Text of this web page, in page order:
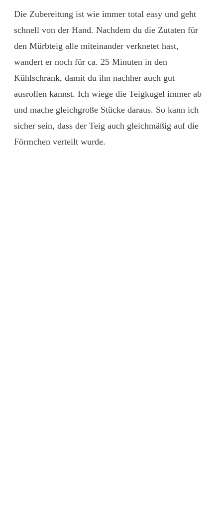
Die Zubereitung ist wie immer total easy und geht
schnell von der Hand. Nachdem du die Zutaten für
den Mürbteig alle miteinander verknetet hast,
wandert er noch für ca. 25 Minuten in den
Kühlschrank, damit du ihn nachher auch gut
ausrollen kannst. Ich wiege die Teigkugel immer ab
und mache gleichgroße Stücke daraus. So kann ich
sicher sein, dass der Teig auch gleichmäßig auf die
Förmchen verteilt wurde.